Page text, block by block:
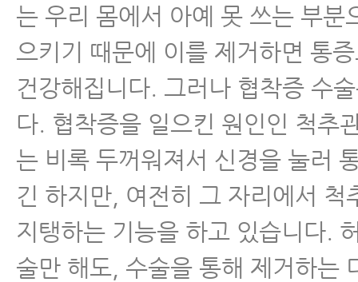
는 우리 몸에서 아예 못 쓰는 부분
으키기 때문에 이를 제거하면 통
건강해집니다. 그러나 협착증 수
다. 협착증을 일으킨 원인인 척추
는 비록 두꺼워져서 신경을 눌러
긴 하지만, 여전히 그 자리에서 척
지탱하는 기능을 하고 있습니다.
술만 해도, 수술을 통해 제거하는